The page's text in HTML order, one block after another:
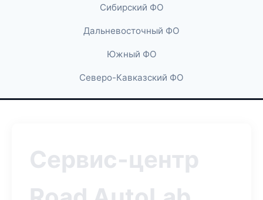
Сибирский ФО
Дальневосточный ФО
Южный ФО
Северо-Кавказский ФО
Сервис-центр